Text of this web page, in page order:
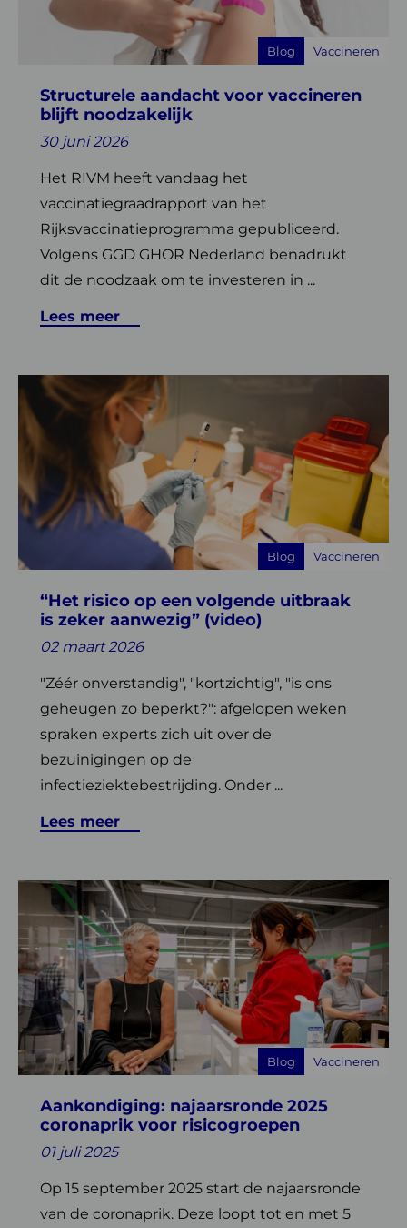
Structurele aandacht voor vaccineren
blijft noodzakelijk
30 juni 2026
Het RIVM heeft vandaag het
vaccinatiegraadrapport van het
Rijksvaccinatieprogramma gepubliceerd.
Volgens GGD GHOR Nederland benadrukt
dit de noodzaak om te investeren in ...
Lees meer
Blog Vaccineren
vaccineren
“Het risico op een volgende uitbraak
is zeker aanwezig” (video)
02 maart 2026
"Zéér onverstandig", "kortzichtig", "is ons
geheugen zo beperkt?": afgelopen weken
spraken experts zich uit over de
bezuinigingen op de
infectieziektebestrijding. Onder ...
Lees meer
Blog Vaccineren
Lees
meer
over
“Het
risico
op
een
uitbraak
zeker
aanwezig”
(video)
Aankondiging: najaarsronde 2025
coronaprik voor risicogroepen
01 juli 2025
Op 15 september 2025 start de najaarsronde
van de coronaprik. Deze loopt tot en met 5
Blog Vaccineren
Lees
meer
over
Aankondiging:
najaarsronde
2025
coronaprik
voor
risicogroepen